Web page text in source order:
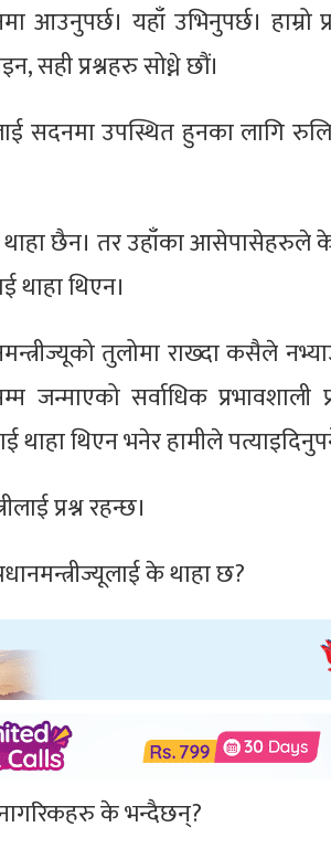
यहाँ उभिनुपर्छ। हाम्रो
सही प्रश्नहरु सोध्ने छौं।
सदनमा उपस्थित हुनका लागि
थाहा छैन। तर उहाँका आसेपासेहरुले
थाहा थिएन।
तुलोमा राख्दा कसैले
सर्वाधिक प्रभावशाली
थाहा थिएन भनेर हामीले
प्रश्न रहन्छ।
के थाहा छ?
नागरिकहरु के भन्दैछन्?